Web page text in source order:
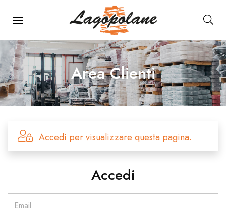
Menu Principale
Area Clienti
Accedi per visualizzare questa pagina.
Accedi
Email